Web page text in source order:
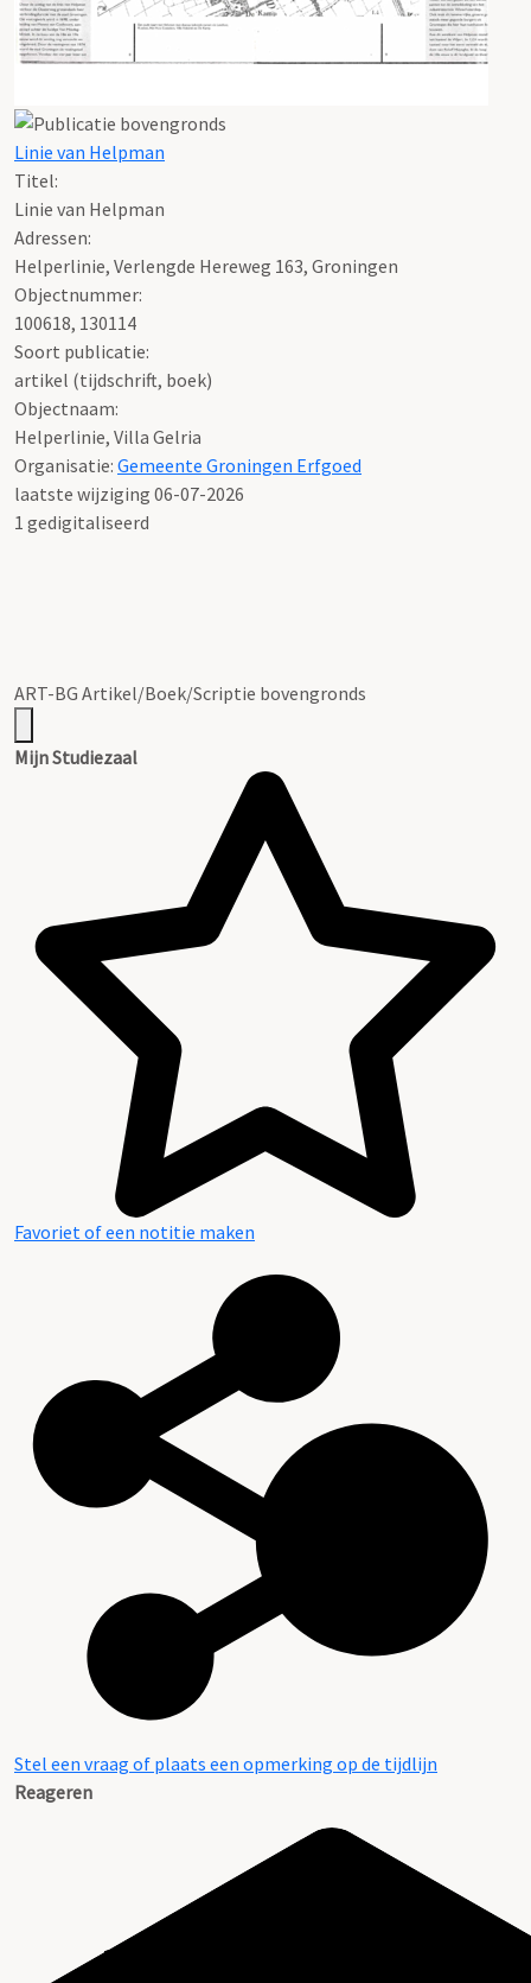
Linie van Helpman
Titel:
Linie van Helpman
Adressen:
Helperlinie, Verlengde Hereweg 163, Groningen
Objectnummer:
100618, 130114
Soort publicatie:
artikel (tijdschrift, boek)
Objectnaam:
Helperlinie, Villa Gelria
Organisatie: Gemeente Groningen Erfgoed
laatste wijziging 06-07-2026
1 gedigitaliseerd
ART-BG Artikel/Boek/Scriptie bovengronds
Mijn Studiezaal
Favoriet of een notitie maken
Stel een vraag of plaats een opmerking op de tijdlijn
Reageren